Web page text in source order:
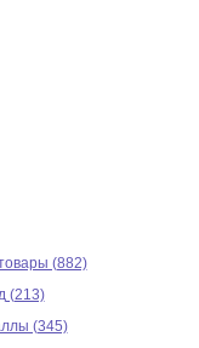
(882)
(213)
(345)